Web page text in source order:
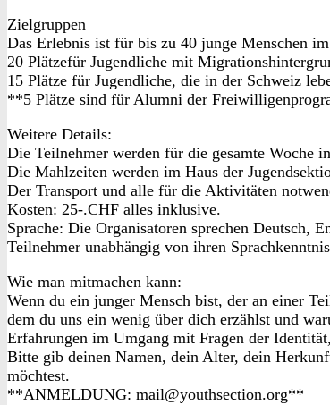
Zielgruppen
Das Erlebnis ist für bis zu 40 junge Menschen
20 Plätzefür Jugendliche mit
15 Plätze für Jugendliche, die in der Schweiz
**5 Plätze sind für Alumni der
Weitere Details:
Die Teilnehmer werden für die gesamte Woche
Die Mahlzeiten werden im Haus der
Der Transport und alle für die Aktivitäten
Kosten: 25-.CHF alles inklusive.
Sprache: Die Organisatoren sprechen Deutsch,
Teilnehmer unabhängig von ihren
Wie man mitmachen kann:
Wenn du ein junger Mensch bist, der an einer
dem du uns ein wenig über dich erzählst und
Erfahrungen im Umgang mit Fragen der
Bitte gib deinen Namen, dein Alter, dein
möchtest.
**ANMELDUNG: mail@youthsection.org**